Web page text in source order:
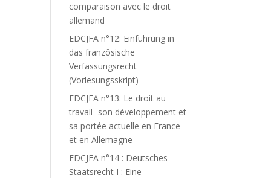
comparaison avec le droit
allemand
EDCJFA n°12: Einführung in
das französische
Verfassungsrecht
(Vorlesungsskript)
EDCJFA n°13: Le droit au
travail -son développement et
sa portée actuelle en France
et en Allemagne-
EDCJFA n°14 : Deutsches
Staatsrecht I : Eine